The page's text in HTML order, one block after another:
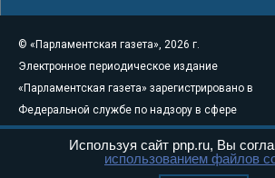
© «Парламентская газета», 2026 г.
Электронное периодическое издание
«Парламентская газета» зарегистрировано в
Федеральной службе по надзору в сфере
связи, информационных технологий и
массовых коммуникаций (Роскомнадзор) 05
Используя сайт pnp.ru, Вы
использованием файлов